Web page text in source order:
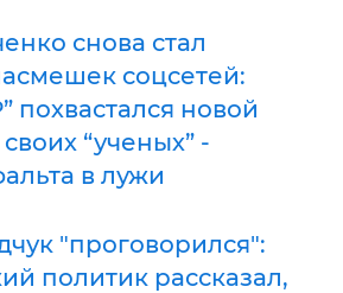
снова стал
соцсетей:
похвастался новой
“ученых” -
в лужи
"проговорился":
политик рассказал,